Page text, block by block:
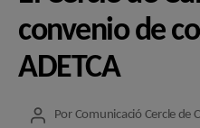
convenio de
ADETCA
Autor
Por Comunicació Cercle de